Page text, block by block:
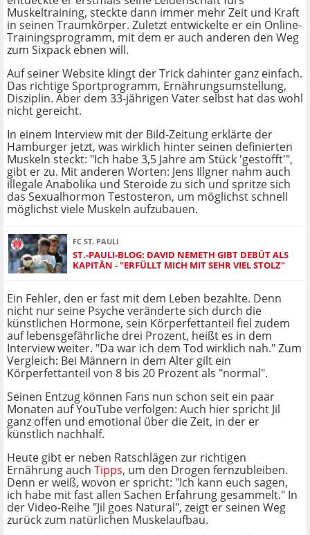
Muskeltraining, steckte dann immer mehr Zeit und Kraft
in seinen Traumkörper. Zuletzt entwickelte er ein Online-
Trainingsprogramm, mit dem er auch anderen den Weg
zum Sixpack ebnen will.
Auf seiner Website klingt der Trick dahinter ganz einfach.
Das richtige Sportprogramm, Ernährungsumstellung,
Disziplin. Aber dem 33-jährigen Vater selbst hat das wohl
nicht gereicht.
In einem Interview mit der Bild-Zeitung erklärte der
Hamburger jetzt, was wirklich hinter seinen definierten
Muskeln steckt: "Ich habe 3,5 Jahre am Stück 'gestofft'",
gibt er zu. Mit anderen Worten: Jens Illgner nahm auch
illegale Anabolika und Steroide zu sich und spritze sich
das Sexualhormon Testosteron, um möglichst schnell
möglichst viele Muskeln aufzubauen.
FC ST. PAULI
ST.-PAULI-BLOG: DAVID NEMETH GIBT DEBÜT ALS
KAPITÄN - "ERFÜLLT MICH MIT SEHR VIEL STOLZ"
Ein Fehler, den er fast mit dem Leben bezahlte. Denn
nicht nur seine Psyche veränderte sich durch die
künstlichen Hormone, sein Körperfettanteil fiel zudem
auf lebensgefährliche drei Prozent, heißt es in dem
Interview weiter. "Da war ich dem Tod wirklich nah." Zum
Vergleich: Bei Männern in dem Alter gilt ein
Körperfettanteil von 8 bis 20 Prozent als "normal".
Seinen Entzug können Fans nun schon seit ein paar
Monaten auf YouTube verfolgen: Auch hier spricht Jil
ganz offen und emotional über die Zeit, in der er
künstlich nachhalf.
Heute gibt er neben Ratschlägen zur richtigen
Ernährung auch Tipps, um den Drogen fernzubleiben.
Denn er weiß, wovon er spricht: "Ich kann euch sagen,
ich habe mit fast allen Sachen Erfahrung gesammelt." In
der Video-Reihe "Jil goes Natural", zeigt er seinen Weg
zurück zum natürlichen Muskelaufbau.